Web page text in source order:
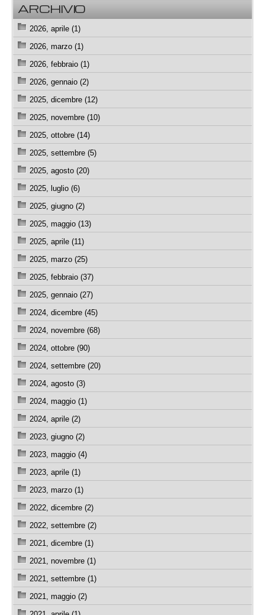
ARCHIVIO
2026, aprile (1)
2026, marzo (1)
2026, febbraio (1)
2026, gennaio (2)
2025, dicembre (12)
2025, novembre (10)
2025, ottobre (14)
2025, settembre (5)
2025, agosto (20)
2025, luglio (6)
2025, giugno (2)
2025, maggio (13)
2025, aprile (11)
2025, marzo (25)
2025, febbraio (37)
2025, gennaio (27)
2024, dicembre (45)
2024, novembre (68)
2024, ottobre (90)
2024, settembre (20)
2024, agosto (3)
2024, maggio (1)
2024, aprile (2)
2023, giugno (2)
2023, maggio (4)
2023, aprile (1)
2023, marzo (1)
2022, dicembre (2)
2022, settembre (2)
2021, dicembre (1)
2021, novembre (1)
2021, settembre (1)
2021, maggio (2)